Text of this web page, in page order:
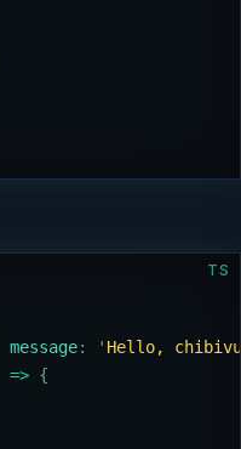
TS
message: ' Hello,
=> {